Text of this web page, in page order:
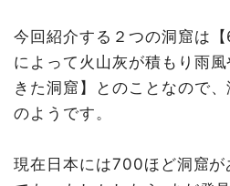
今回紹介する２つの洞窟は
によって火山灰が積もり雨
きた洞窟】とのことなので
のようです。
現在日本には700ほど洞窟が